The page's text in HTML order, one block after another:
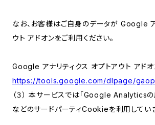
なお、お客様はご自身のデータが Google
ウト アドオンをご利用ください。
Google アナリティクス オプトアウト アドオ
https://tools.google.com/dlpage/
（３） 本サービスでは「Google Analytics
などのサードパーティCookieを利用していま